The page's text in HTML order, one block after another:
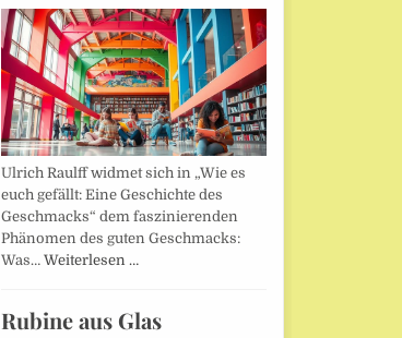
Ulrich Raulff widmet sich in „Wie es
euch gefällt: Eine Geschichte des
Geschmacks“ dem faszinierenden
Phänomen des guten Geschmacks:
Was… Weiterlesen …
Rubine aus Glas